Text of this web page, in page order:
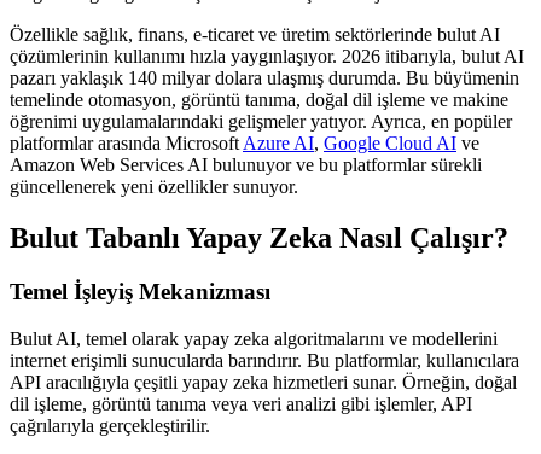
Özellikle sağlık, finans, e-ticaret ve üretim sektörlerinde bulut AI
çözümlerinin kullanımı hızla yaygınlaşıyor. 2026 itibarıyla, bulut AI
pazarı yaklaşık 140 milyar dolara ulaşmış durumda. Bu büyümenin
temelinde otomasyon, görüntü tanıma, doğal dil işleme ve makine
öğrenimi uygulamalarındaki gelişmeler yatıyor. Ayrıca, en popüler
platformlar arasında Microsoft Azure AI, Google Cloud AI ve
Amazon Web Services AI bulunuyor ve bu platformlar sürekli
güncellenerek yeni özellikler sunuyor.
Bulut Tabanlı Yapay Zeka Nasıl Çalışır?
Temel İşleyiş Mekanizması
Bulut AI, temel olarak yapay zeka algoritmalarını ve modellerini
internet erişimli sunucularda barındırır. Bu platformlar, kullanıcılara
API aracılığıyla çeşitli yapay zeka hizmetleri sunar. Örneğin, doğal
dil işleme, görüntü tanıma veya veri analizi gibi işlemler, API
çağrılarıyla gerçekleştirilir.